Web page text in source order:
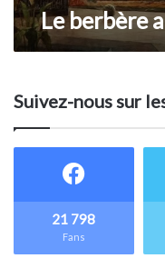
Le berbère
Suivez-nous sur
21 798
Fans